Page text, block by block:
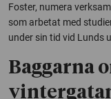
Foster, numera
som arbetat med
under sin tid vid Lunds
Baggarna